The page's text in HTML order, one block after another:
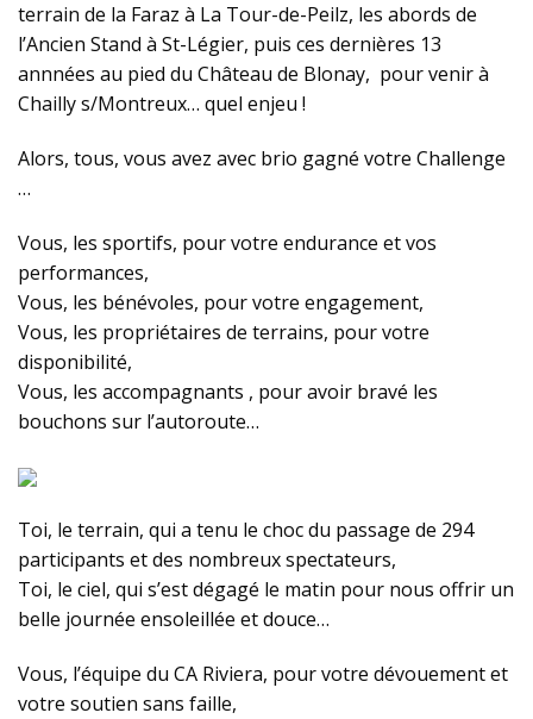
terrain de la Faraz à La Tour-de-Peilz, les abords de
l’Ancien Stand à St-Légier, puis ces dernières 13
annnées au pied du Château de Blonay, pour venir à
Chailly s/Montreux… quel enjeu !
Alors, tous, vous avez avec brio gagné votre Challenge
…
Vous, les sportifs, pour votre endurance et vos
performances,
Vous, les bénévoles, pour votre engagement,
Vous, les propriétaires de terrains, pour votre
disponibilité,
Vous, les accompagnants , pour avoir bravé les
bouchons sur l’autoroute…
Toi, le terrain, qui a tenu le choc du passage de 294
participants et des nombreux spectateurs,
Toi, le ciel, qui s’est dégagé le matin pour nous offrir un
belle journée ensoleillée et douce…
Vous, l’équipe du CA Riviera, pour votre dévouement et
votre soutien sans faille,